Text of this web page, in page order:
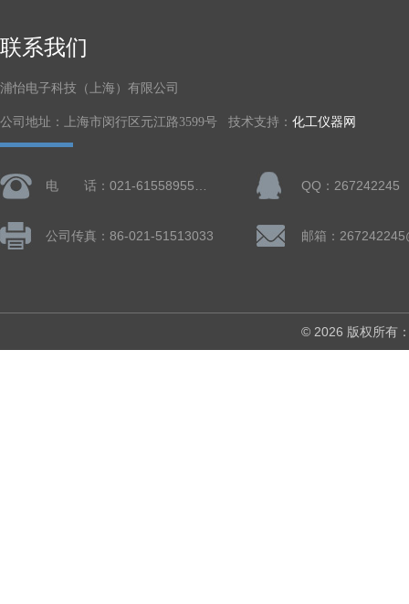
联系我们
浦怡电子科技（上海）有限公司
公司地址：上海市闵行区元江路3599号 技术支持： 化工仪器网
QQ：267242245
公司传真：86-021-51513033 邮箱：
© 2026 版权所有